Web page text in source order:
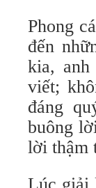
Phong
đến
kia,
viết;
đáng
buông
lời thậm